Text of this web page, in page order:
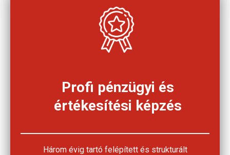
Profi pénzügyi és
értékesítési képzés
Három évig tartó felépített és strukturált